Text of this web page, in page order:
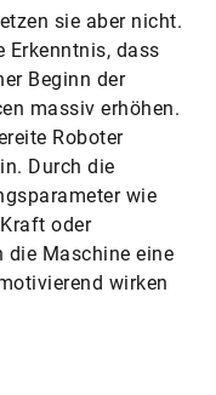
sie aber nicht.
dass
Beginn der
massiv erhöhen.
Roboter
Durch die
wie
oder
die Maschine eine
wirken